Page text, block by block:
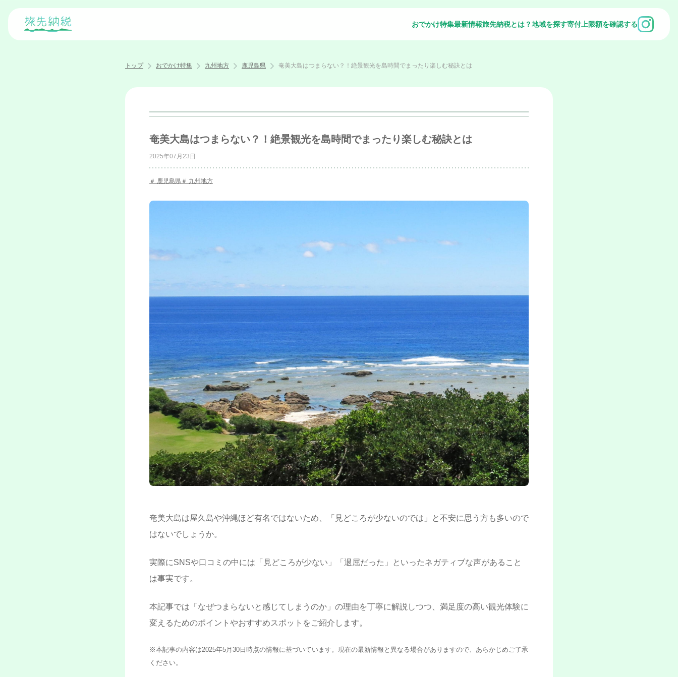
おでかけ特集最新情報旅先納税とは？地域を探す寄付上限額を確認する
トップ おでかけ特集 九州地方 鹿児島県 奄美大島はつまらない？！絶景観光を島時間でまったり楽しむ秘訣とは
奄美大島はつまらない？！絶景観光を島時間でまったり楽しむ秘訣とは
2025年07月23日
鹿児島県 九州地方
奄美大島は屋久島や沖縄ほど有名ではないため、「見どころが少ないのでは」と不安に思う方も多いので
はないでしょうか。
実際にSNSや口コミの中には「見どころが少ない」「退屈だった」といったネガティブな声があること
は事実です。
本記事では「なぜつまらないと感じてしまうのか」の理由を丁寧に解説しつつ、満足度の高い観光体験に
変えるためのポイントやおすすめスポットをご紹介します。
※本記事の内容は2025年5月30日時点の情報に基づいています。現在の最新情報と異なる場合がありますので、あらかじめご了承
ください。